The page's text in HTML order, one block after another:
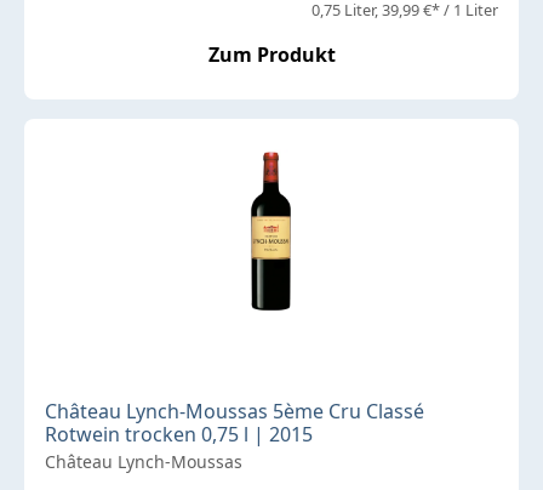
0,75 Liter 39,99 €* / 1 Liter
Zum Produkt
Château Lynch-Moussas 5ème Cru Classé
Rotwein trocken 0,75 l | 2015
Château Lynch-Moussas